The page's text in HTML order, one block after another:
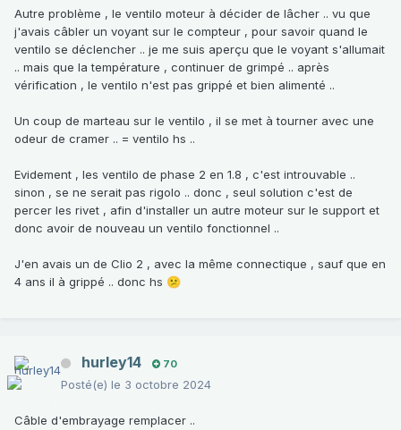
Autre problème , le ventilo moteur à décider de lâcher .. vu que
j'avais câbler un voyant sur le compteur , pour savoir quand le
ventilo se déclencher .. je me suis aperçu que le voyant s'allumait
.. mais que la température , continuer de grimpé .. après
vérification , le ventilo n'est pas grippé et bien alimenté ..
Un coup de marteau sur le ventilo , il se met à tourner avec une
odeur de cramer .. = ventilo hs ..
Evidement , les ventilo de phase 2 en 1.8 , c'est introuvable ..
sinon , se ne serait pas rigolo .. donc , seul solution c'est de
percer les rivet , afin d'installer un autre moteur sur le support et
donc avoir de nouveau un ventilo fonctionnel ..
J'en avais un de Clio 2 , avec la même connectique , sauf que en
4 ans il à grippé .. donc hs 😕
hurley14 70
Posté(e) le 3 octobre 2024
Câble d'embrayage remplacer ..